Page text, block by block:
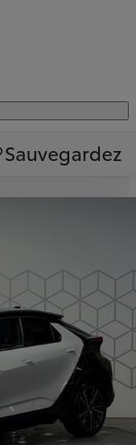
Sauvegardez